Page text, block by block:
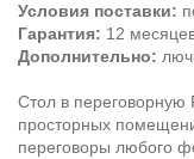
Условия поставки:
Гарантия: 12
Дополнительно:
Стол в переговорную
просторных
переговоры любого